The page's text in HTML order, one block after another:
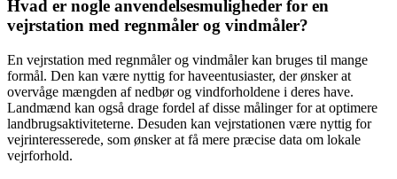
Hvad er nogle anvendelsesmuligheder for en
vejrstation med regnmåler og vindmåler?
En vejrstation med regnmåler og vindmåler kan bruges til mange
formål. Den kan være nyttig for haveentusiaster, der ønsker at
overvåge mængden af nedbør og vindforholdene i deres have.
Landmænd kan også drage fordel af disse målinger for at optimere
landbrugsaktiviteterne. Desuden kan vejrstationen være nyttig for
vejrinteresserede, som ønsker at få mere præcise data om lokale
vejrforhold.